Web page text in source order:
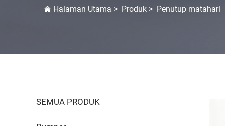
Halaman Utama > Produk > Penutup matahari
SEMUA PRODUK